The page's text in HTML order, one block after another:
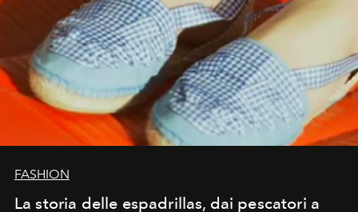
FASHION
La storia delle espadrillas, dai pescatori a